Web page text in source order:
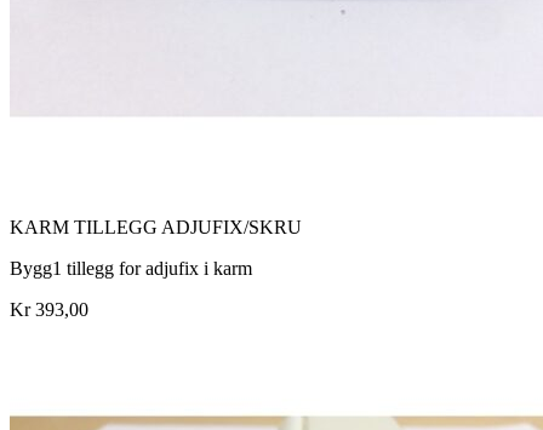
KARM TILLEGG ADJUFIX/SKRU
Bygg1 tillegg for adjufix i karm
Kr 393,00